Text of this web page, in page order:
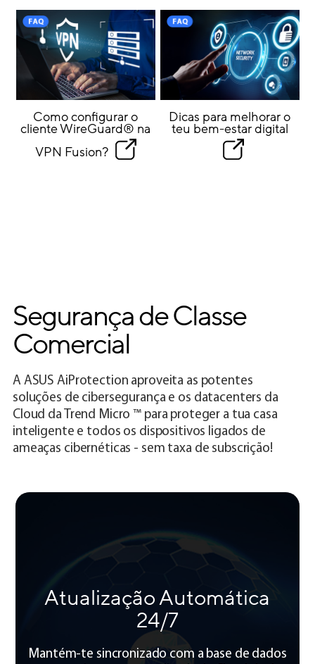
Como configurar o
cliente WireGuard® na
VPN Fusion?
Dicas para melhorar o
teu bem-estar digital
Segurança de Classe
Comercial
A ASUS AiProtection aproveita as potentes
soluções de cibersegurança e os datacenters da
Cloud da Trend Micro ™ para proteger a tua casa
inteligente e todos os dispositivos ligados de
ameaças cibernéticas - sem taxa de subscrição!
Atualização Automática
24/7
Mantém-te sincronizado com a base de dados